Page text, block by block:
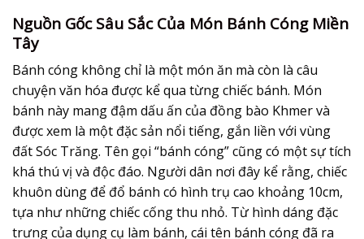
Nguồn Gốc Sâu Sắc Của Món Bánh Cóng Miền
Tây
Bánh cóng không chỉ là một món ăn mà còn là câu
chuyện văn hóa được kể qua từng chiếc bánh. Món
bánh này mang đậm dấu ấn của đồng bào Khmer và
được xem là một đặc sản nổi tiếng, gắn liền với vùng
đất Sóc Trăng. Tên gọi “bánh cóng” cũng có một sự tích
khá thú vị và độc đáo. Người dân nơi đây kể rằng, chiếc
khuôn dùng để đổ bánh có hình trụ cao khoảng 10cm,
tựa như những chiếc cống thu nhỏ. Từ hình dáng đặc
trưng của dụng cụ làm bánh, cái tên bánh cóng đã ra